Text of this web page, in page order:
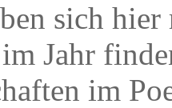
sich
Jahr
im